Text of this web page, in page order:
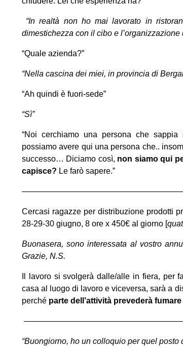
“In realtà non ho mai lavorato in
dimestichezza con il cibo e
“Quale azienda?”
“Nella cascina dei miei, in provincia di
“Ah quindi è fuori-sede”
“Sì”
“Noi cerchiamo una persona che
possiamo avere qui una persona che..
successo… Diciamo così, non siamo qui
capisce? Le farò sapere.”
Cercasi ragazze per distribuzione prodotti
28-29-30 giugno, 8 ore x 450€ al giorno [
Buonasera, sono interessata al vostro
Grazie, N.S.
Il lavoro si svolgerà dalle/alle in fiera, per
casa al luogo di lavoro e viceversa, sarà a
perché parte dell’attività prevederà
“Buongiorno, ho un colloquio per quel